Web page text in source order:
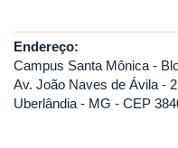
Endereço:
Campus Santa Mônica -
Av. João Naves de Ávila -
Uberlândia - MG - CEP